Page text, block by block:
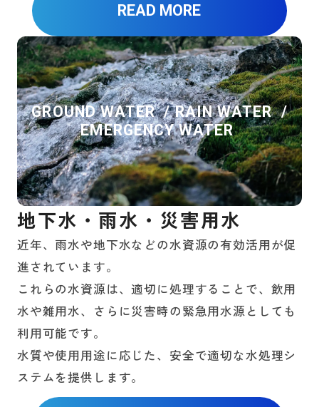
READ MORE
GROUND WATER / RAIN WATER /
EMERGENCY WATER
地下水・雨水・災害用水
近年、雨水や地下水などの水資源の有効活用が促
進されています。
これらの水資源は、適切に処理することで、飲用
水や雑用水、さらに災害時の緊急用水源としても
利用可能です。
水質や使用用途に応じた、安全で適切な水処理シ
ステムを提供します。